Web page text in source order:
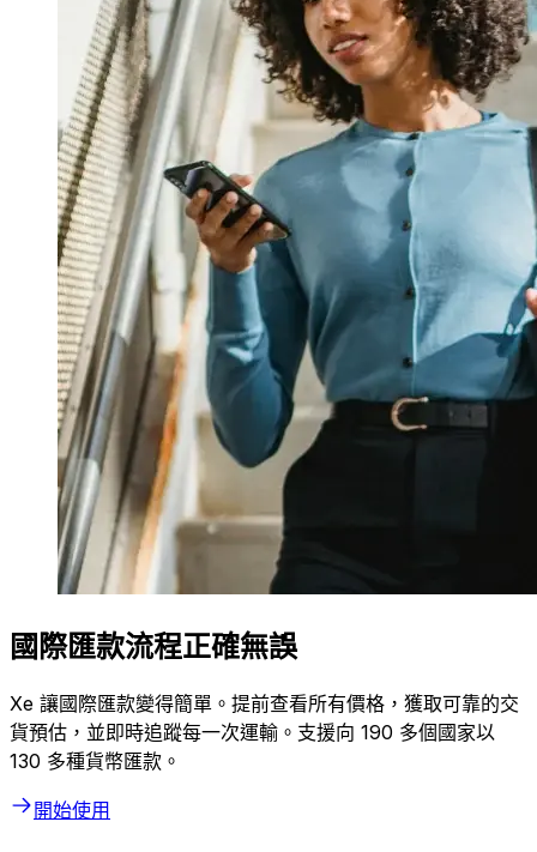
國際匯款流程正確無誤
Xe 讓國際匯款變得簡單。提前查看所有價格，獲取可靠的交
貨預估，並即時追蹤每一次運輸。支援向 190 多個國家以
130 多種貨幣匯款。
開始使用